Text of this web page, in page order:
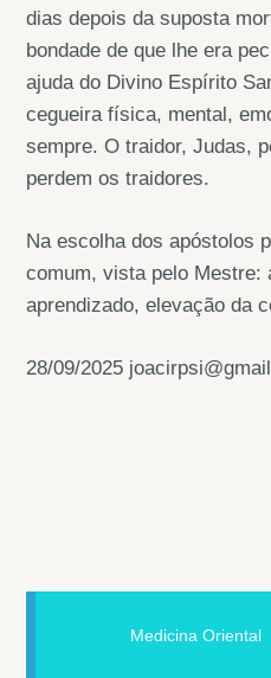
dias depois da suposta
bondade de que lhe era
ajuda do Divino Espírito
cegueira física, mental,
sempre. O traidor, Judas,
perdem os traidores.
Na escolha dos apóstolos
comum, vista pelo Mestre:
aprendizado, elevação da
28/09/2025
Medicina Oriental